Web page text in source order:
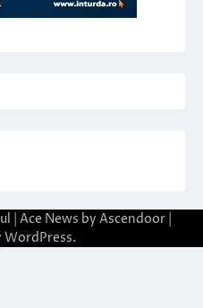
| Ace News by Ascendoor
WordPress.